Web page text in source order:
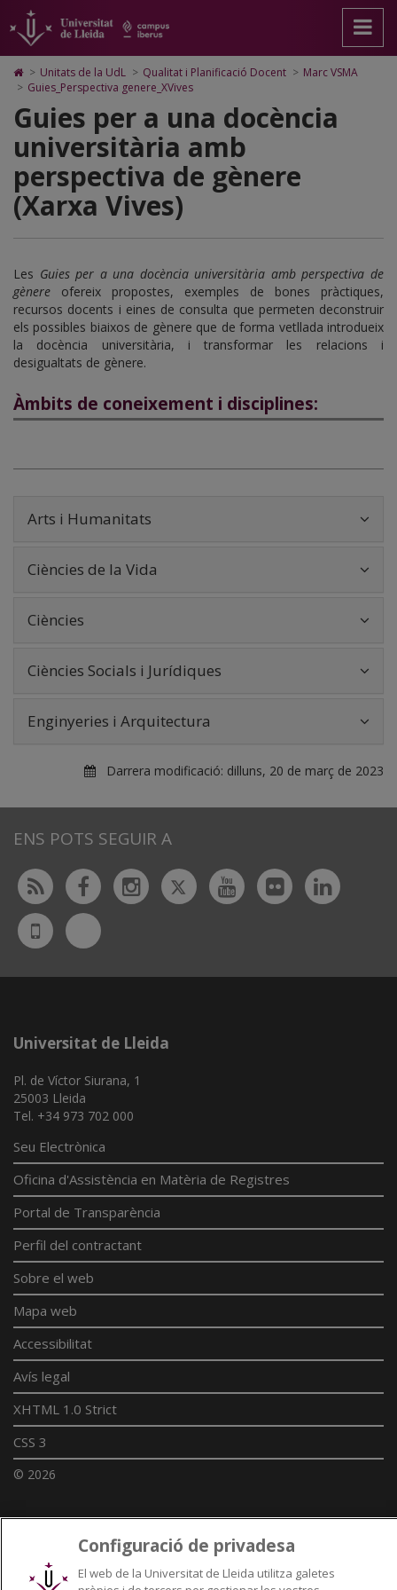
Guies_Perspectiva
genere_XVives
pàgina
principal.
Universitat
Lleida
contingut
principal
pàgina
Mapa
Web.
Universitat
Lleida
Cerca
Accessibilitat.
Universitat
Lleida
Icono
de
para
ir
a
la
página
inicio
> Unitats de la UdL > Qualitat i Planificació Docent > Marc VSMA
> Guies_Perspectiva genere_XVives
Guies per a una docència
universitària amb
perspectiva de gènere
(Xarxa Vives)
Les Guies per a una docència universitària amb perspectiva de
gènere ofereix propostes, exemples de bones pràctiques,
recursos docents i eines de consulta que permeten deconstruir
els possibles biaixos de gènere que de forma vetllada introdueix
la docència universitària, i transformar les relacions i
desigualtats de gènere.
Àmbits de coneixement i disciplines:
Arts i Humanitats
Ciències de la Vida
Ciències
Ciències Socials i Jurídiques
Enginyeries i Arquitectura
Darrera modificació: dilluns, 20 de març de 2023
ENS POTS SEGUIR A
Rss FacebookInstagram
TwitterYoutubeFlickr
UdL
App
Bluesky
Universitat de Lleida
Pl. de Víctor Siurana, 1
25003 Lleida
Tel. +34 973 702 000
Seu Electrònica
Oficina d'Assistència en Matèria de Registres
Portal de Transparència
Perfil del contractant
Sobre el web
Mapa web
Accessibilitat
Avís legal
XHTML 1.0 Strict
CSS 3
© 2026
Enllaços UdL
Xarxes universitàries
Configuració de privadesa
El web de la Universitat de Lleida utilitza galetes